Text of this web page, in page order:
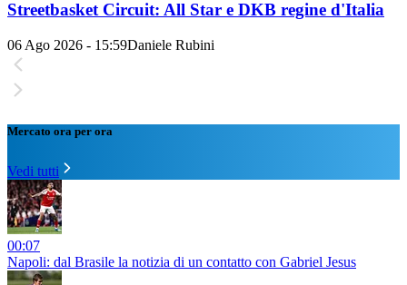
Streetbasket Circuit: All Star e DKB regine d'Italia
06 Ago 2026 - 15:59Daniele Rubini
Mercato ora per ora
Vedi tutti
00:07
Napoli: dal Brasile la notizia di un contatto con Gabriel Jesus